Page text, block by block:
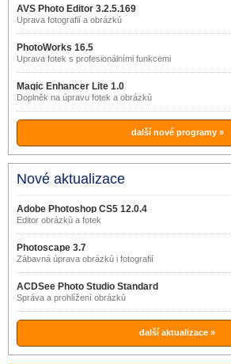
AVS Photo Editor 3.2.5.169
Úprava fotografií a obrázků
PhotoWorks 16.5
Úprava fotek s profesionálními funkcemi
Magic Enhancer Lite 1.0
Doplněk na úpravu fotek a obrázků
další nové programy »
Nové aktualizace
Adobe Photoshop CS5 12.0.4
Editor obrázků a fotek
Photoscape 3.7
Zábavná úprava obrázků i fotografií
ACDSee Photo Studio Standard
2021
Správa a prohlížení obrázků
další aktualizace »